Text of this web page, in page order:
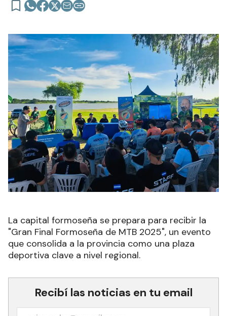
La capital formoseña se prepara para recibir la
"Gran Final Formoseña de MTB 2025", un evento
que consolida a la provincia como una plaza
deportiva clave a nivel regional.
Recibí las noticias en tu email